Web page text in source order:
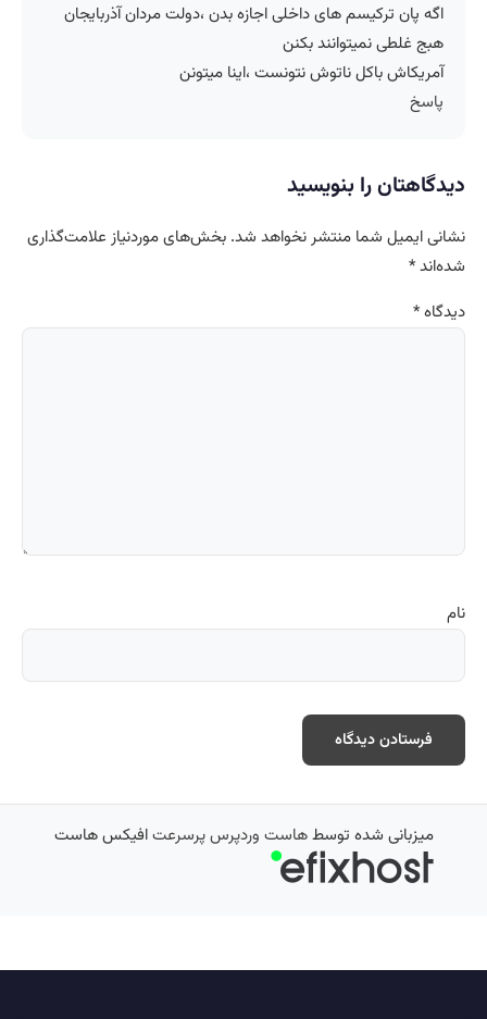
اگه پان ترکیسم های داخلی اجازه بدن ،دولت مردان آذربایجان
هبج غلطی نمیتوانند بکنن
آمریکاش باکل ناتوش نتونست ،اینا میتونن
پاسخ
دیدگاهتان را بنویسید
نشانی ایمیل شما منتشر نخواهد شد. بخش‌های موردنیاز علامت‌گذاری
شده‌اند*
دیدگاه*
نام
میزبانی شده توسطهاست وردپرس پرسرعتافیکس هاست